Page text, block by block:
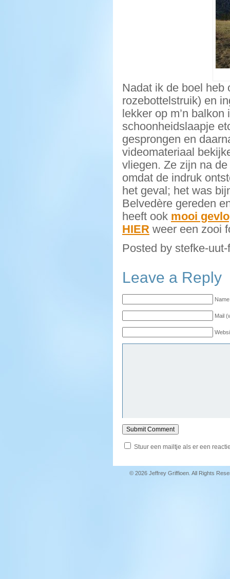
Nadat ik de boel heb
rozebottelstruik) en
lekker op m’n
schoonheidslaapje
gesprongen en
videomateriaal
vliegen. Ze zijn na
omdat de indruk
het geval; het was
Belvedère gereden
heeft ook mooi
HIER weer een zooi
Posted by stefke-
Leave a Reply
Mail
Stuur een mailtje als er een
© 2026 Jeffrey Griffioen. All Rights